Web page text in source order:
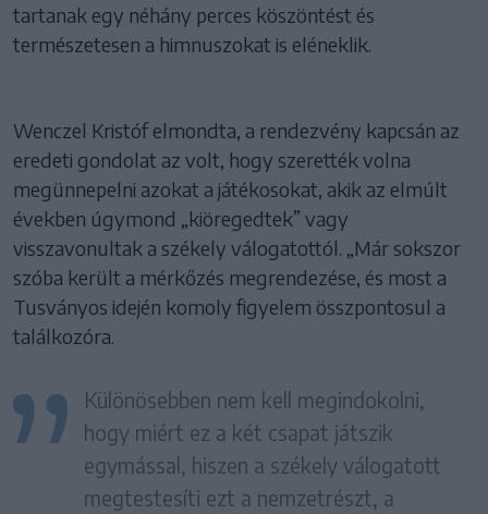
tartanak egy néhány perces köszöntést és
természetesen a himnuszokat is eléneklik.
Wenczel Kristóf elmondta, a rendezvény kapcsán az
eredeti gondolat az volt, hogy szerették volna
megünnepelni azokat a játékosokat, akik az elmúlt
években úgymond „kiöregedtek” vagy
visszavonultak a székely válogatottól. „Már sokszor
szóba került a mérkőzés megrendezése, és most a
Tusványos idején komoly figyelem összpontosul a
találkozóra.
Különösebben nem kell megindokolni,
hogy miért ez a két csapat játszik
egymással, hiszen a székely válogatott
megtestesíti ezt a nemzetrészt, a